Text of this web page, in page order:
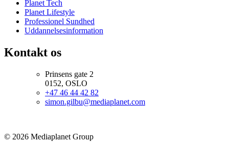
Planet Tech
Planet Lifestyle
Professionel Sundhed
Uddannelsesinformation
Kontakt os
Prinsens gate 2
0152, OSLO
+47 46 44 42 82
simon.gilbu@mediaplanet.com
© 2026 Mediaplanet Group